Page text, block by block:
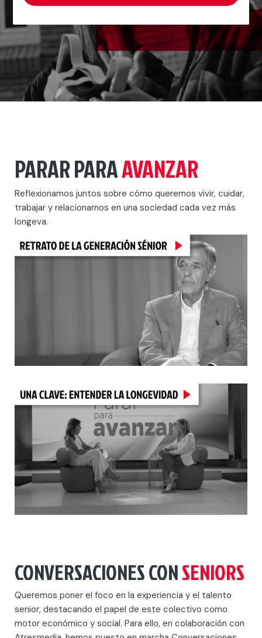
PARAR PARAAVANZAR
Reflexionamos juntos sobre cómo queremos vivir, cuidar,
trabajar y relacionarnos en una sociedad cada vez más
longeva.
CONVERSACIONES CONSENIORS
Queremos poner el foco en la experiencia y el talento
senior, destacando el papel de este colectivo como
motor económico y social. Para ello, en colaboración con